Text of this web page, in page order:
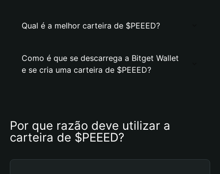
Qual é a melhor carteira de $PEEED?
Como é que se descarrega a Bitget Wallet
e se cria uma carteira de $PEEED?
Por que razão deve utilizar a
carteira de $PEEED?